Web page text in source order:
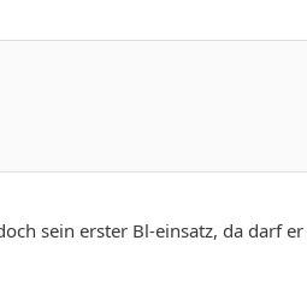
sein erster Bl-einsatz, da darf